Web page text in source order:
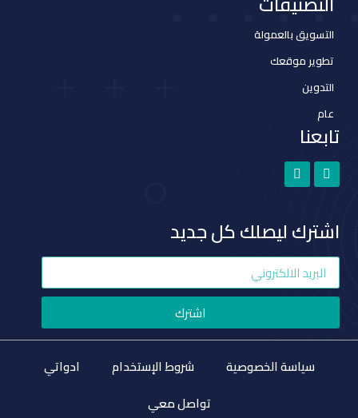
التسويق بالعمولة
تطوير موقعك
التدوين
عام
تابعنا
اشترك ليصلك كل جديد
اشترك
سياسة الخصوصية شروط الإستخدام
ادواتي
تواصل معي